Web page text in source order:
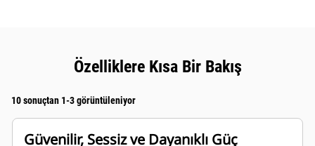
Özelliklere Kısa Bir Bakış
10 sonuçtan 1-3 görüntüleniyor
Güvenilir, Sessiz ve Dayanıklı Güç